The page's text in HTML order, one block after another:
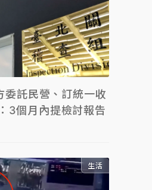
委託民營、訂統一收
3個月內提檢討報告
生活